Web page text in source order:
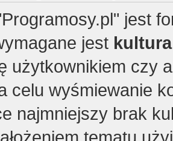
jest
jest
użytkownikiem czy
celu wyśmiewanie
najmniejszy brak